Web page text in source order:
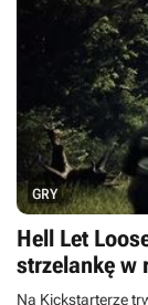
GRY
Hell Let
strzelankę w
Na Kickstarterze